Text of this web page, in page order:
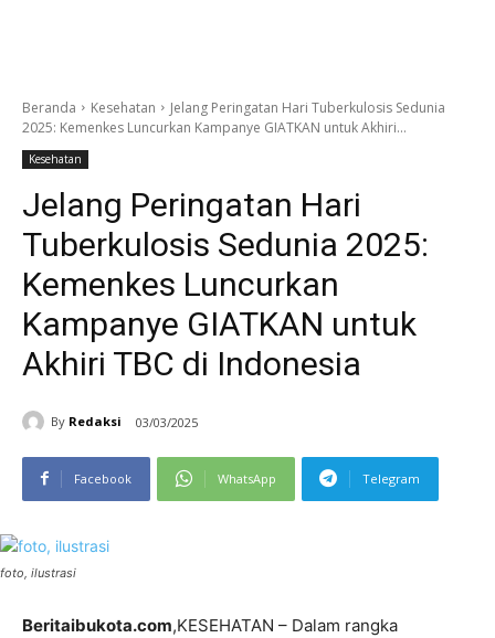
Beranda Kesehatan
Jelang Peringatan Hari Tuberkulosis Sedunia
2025: Kemenkes Luncurkan Kampanye GIATKAN untuk Akhiri...
Kesehatan
Jelang Peringatan Hari
Tuberkulosis Sedunia 2025:
Kemenkes Luncurkan
Kampanye GIATKAN untuk
Akhiri TBC di Indonesia
By Redaksi 03/03/2025
Facebook WhatsApp Telegram
foto, ilustrasi
Beritaibukota.com,KESEHATAN – Dalam rangka